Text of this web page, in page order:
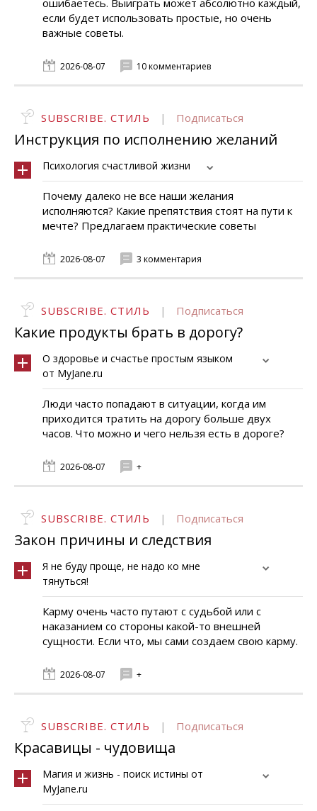
ошибаетесь. Выиграть может абсолютно каждый,
если будет использовать простые, но очень
важные советы.
2026-08-07 10 комментариев
SUBSCRIBE. СТИЛЬ | Подписаться
Инструкция по исполнению желаний
Психология счастливой жизни
Почему далеко не все наши желания
исполняются? Какие препятствия стоят на пути к
мечте? Предлагаем практические советы
2026-08-07 3 комментария
SUBSCRIBE. СТИЛЬ | Подписаться
Какие продукты брать в дорогу?
О здоровье и счастье простым языком
от MyJane.ru
Люди часто попадают в ситуации, когда им
приходится тратить на дорогу больше двух
часов. Что можно и чего нельзя есть в дороге?
2026-08-07 +
SUBSCRIBE. СТИЛЬ | Подписаться
Закон причины и следствия
Я не буду проще, не надо ко мне
тянуться!
Карму очень часто путают с судьбой или с
наказанием со стороны какой-то внешней
сущности. Если что, мы сами создаем свою карму.
2026-08-07 +
SUBSCRIBE. СТИЛЬ | Подписаться
Красавицы - чудовища
Магия и жизнь - поиск истины от
MyJane.ru